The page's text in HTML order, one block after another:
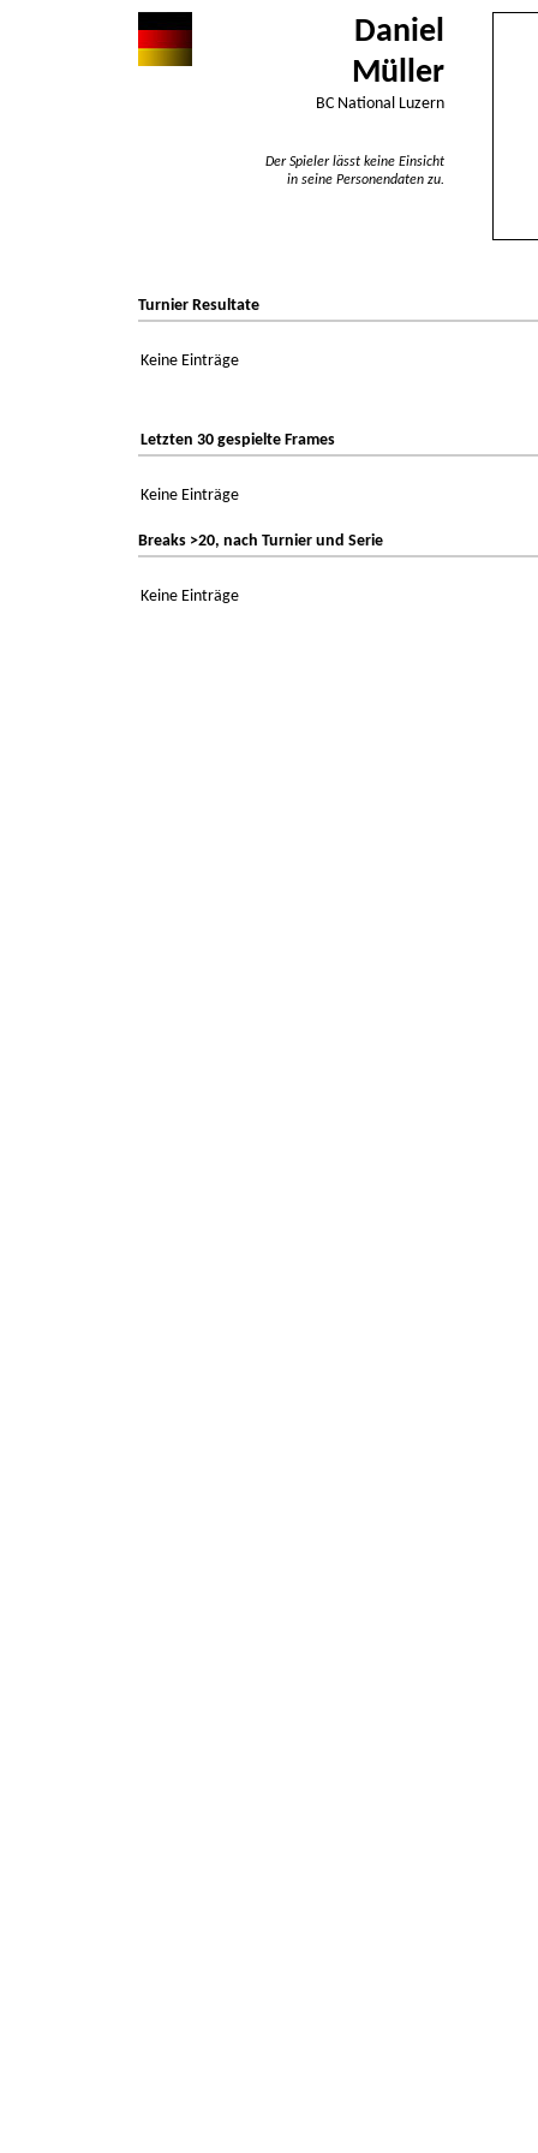
Daniel
Müller
BC National Luzern
Der Spieler lässt keine Einsicht
in seine Personendaten zu.
Turnier Resultate
Keine Einträge
Letzten 30 gespielte Frames
Keine Einträge
Breaks >20, nach Turnier und Serie
Keine Einträge